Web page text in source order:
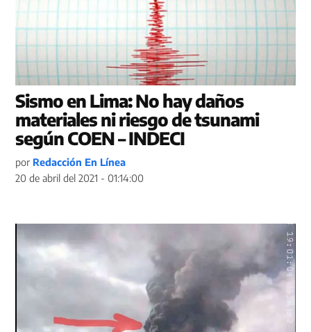
Sismo en Lima: No hay daños
materiales ni riesgo de tsunami
según COEN – INDECI
por Redacción En Línea
20 de abril del 2021 - 01:14:00